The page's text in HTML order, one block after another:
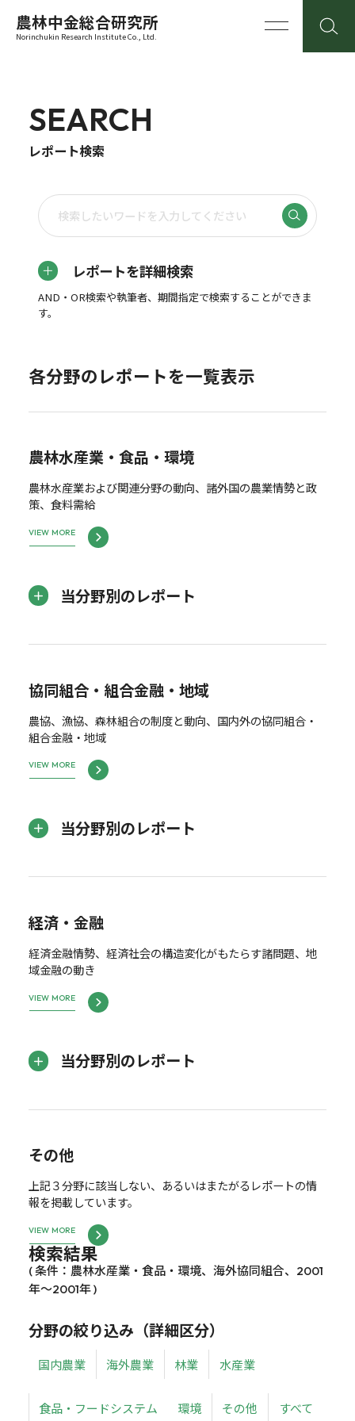
農林中金総合研究所
Norinchukin Research Institute Co., Ltd.
SEARCH
レポート検索
レポートを詳細検索
AND・OR検索や執筆者、期間指定で検索することができま
す。
各分野のレポートを一覧表示
農林水産業・食品・環境
農林水産業および関連分野の動向、諸外国の農業情勢と政
策、食料需給
VIEW MORE
当分野別のレポート
協同組合・組合金融・地域
農協、漁協、森林組合の制度と動向、国内外の協同組合・
組合金融・地域
VIEW MORE
当分野別のレポート
経済・金融
経済金融情勢、経済社会の構造変化がもたらす諸問題、地
域金融の動き
VIEW MORE
当分野別のレポート
その他
上記３分野に該当しない、あるいはまたがるレポートの情
報を掲載しています。
VIEW MORE
検索結果
( 条件：農林水産業・食品・環境、海外協同組合、2001
年～2001年 )
分野の絞り込み（詳細区分）
国内農業 海外農業 林業 水産業
食品・フードシステム 環境 その他 すべて